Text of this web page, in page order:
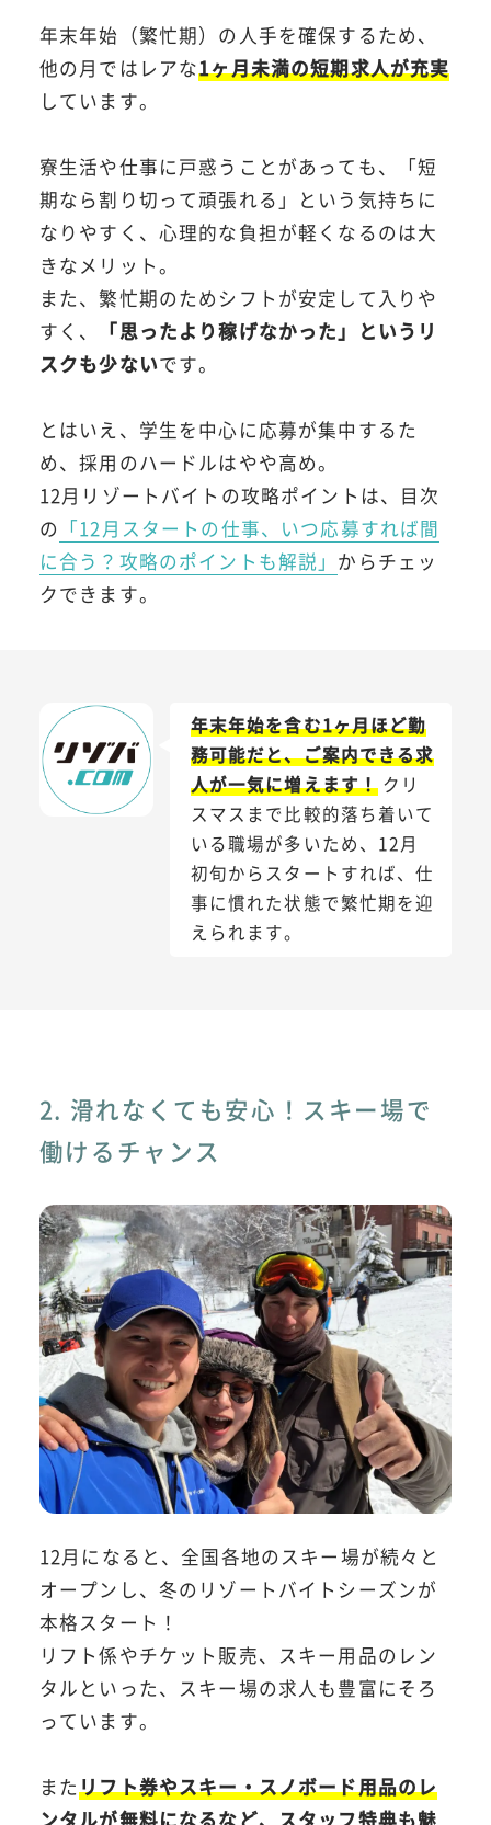
年末年始（繁忙期）の人手を確保するため、
他の月ではレアな1ヶ月未満の短期求人が充実
しています。
寮生活や仕事に戸惑うことがあっても、「短
期なら割り切って頑張れる」という気持ちに
なりやすく、心理的な負担が軽くなるのは大
きなメリット。
また、繁忙期のためシフトが安定して入りや
すく、
「思ったより稼げなかった」というリ
スクも少ないです。
とはいえ、学生を中心に応募が集中するた
め、採用のハードルはやや高め。
12月リゾートバイトの攻略ポイントは、目次
の 「12月スタートの仕事、いつ応募すれば間
に合う？攻略のポイントも解説」 からチェッ
クできます。
年末年始を含む1ヶ月ほど勤
務可能だと、ご案内できる求
人が一気に増えます！クリ
スマスまで比較的落ち着いて
いる職場が多いため、12月
初旬からスタートすれば、仕
事に慣れた状態で繁忙期を迎
えられます。
2. 滑れなくても安心！スキー場で
働けるチャンス
12月になると、全国各地のスキー場が続々と
オープンし、冬のリゾートバイトシーズンが
本格スタート！
リフト係やチケット販売、スキー用品のレン
タルといった、スキー場の求人も豊富にそろ
っています。
またリフト券やスキー・スノボード用品のレ
ンタルが無料になるなど、スタッフ特典も魅